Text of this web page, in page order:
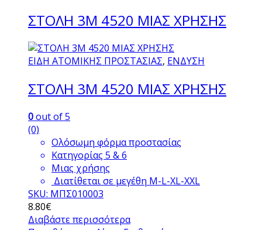
ΣΤΟΛΗ 3Μ 4520 ΜΙΑΣ ΧΡΗΣΗΣ
ΕΙΔΗ ΑΤΟΜΙΚΗΣ ΠΡΟΣΤΑΣΙΑΣ, ΕΝΔΥΣΗ
ΣΤΟΛΗ 3Μ 4520 ΜΙΑΣ ΧΡΗΣΗΣ
0out of 5
(0)
Ολόσωμη φόρμα προστασίας
Κατηγορίας 5 & 6
Μιας χρήσης
Διατίθεται σε μεγέθη M-L-XL-XXL
SKU: ΜΠΣ010003
8.80€
Διαβάστε περισσότερα